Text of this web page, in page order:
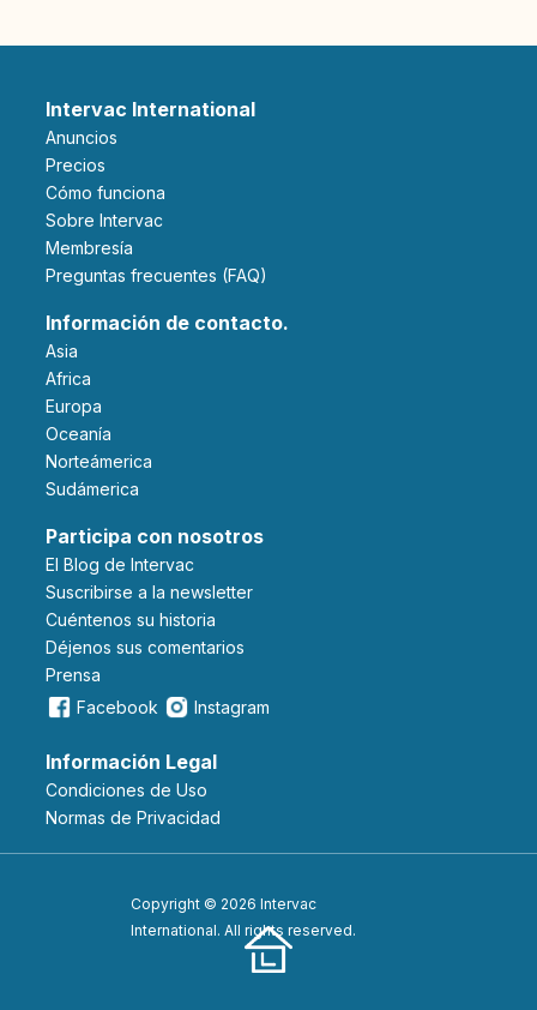
Intervac International
Anuncios
Precios
Cómo funciona
Sobre Intervac
Membresía
Preguntas frecuentes (FAQ)
Información de contacto.
Asia
Africa
Europa
Oceanía
Norteámerica
Sudámerica
Participa con nosotros
El Blog de Intervac
Suscribirse a la newsletter
Cuéntenos su historia
Déjenos sus comentarios
Prensa
Facebook
Instagram
Información Legal
Condiciones de Uso
Normas de Privacidad
Copyright © 2026 Intervac
International. All rights reserved.